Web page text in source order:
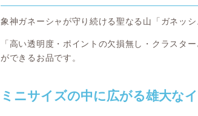
象神ガネーシャが守り続ける聖なる山「ガネッ
「高い透明度・ポイントの欠損無し・クラスタ
ができるお品です。
ミニサイズの中に広がる雄大な